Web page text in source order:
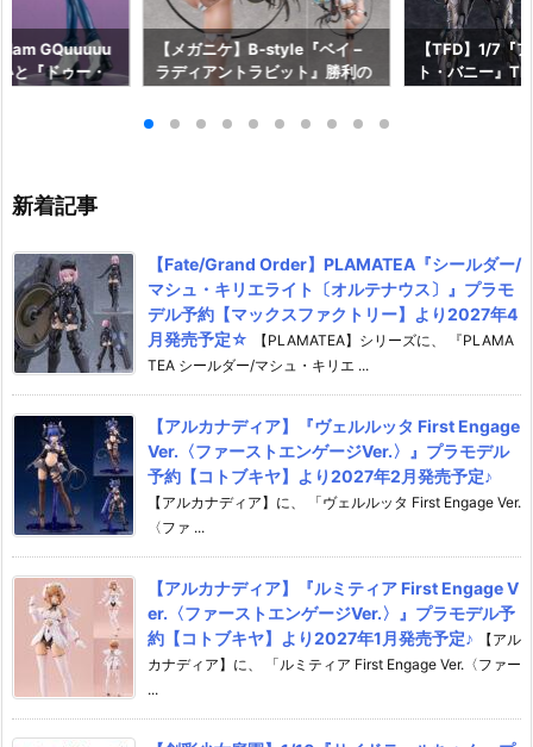
GQuuuuu
と『ドゥー・
【メガニケ】B-style『ベイ –
ラディアントラビット』勝利の
約【フリーイング】より2026
【TFD】1/7『
ト・バニー』
新着記事
【Fate/Grand Order】PLAMATEA『シールダー/
マシュ・キリエライト〔オルテナウス〕』プラモ
デル予約【マックスファクトリー】より2027年4
月発売予定☆
【PLAMATEA】シリーズに、 『PLAMA
TEA シールダー/マシュ・キリエ ...
【アルカナディア】『ヴェルルッタ First Engage
Ver.〈ファーストエンゲージVer.〉』プラモデル
予約【コトブキヤ】より2027年2月発売予定♪
【アルカナディア】に、 「ヴェルルッタ First Engage Ver.
〈ファ ...
【アルカナディア】『ルミティア First Engage V
er.〈ファーストエンゲージVer.〉』プラモデル予
約【コトブキヤ】より2027年1月発売予定♪
【アル
カナディア】に、 「ルミティア First Engage Ver.〈ファー
...